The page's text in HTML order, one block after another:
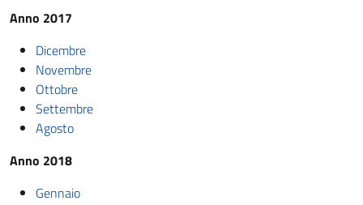
Anno 2017
Dicembre
Novembre
Ottobre
Settembre
Agosto
Anno 2018
Gennaio